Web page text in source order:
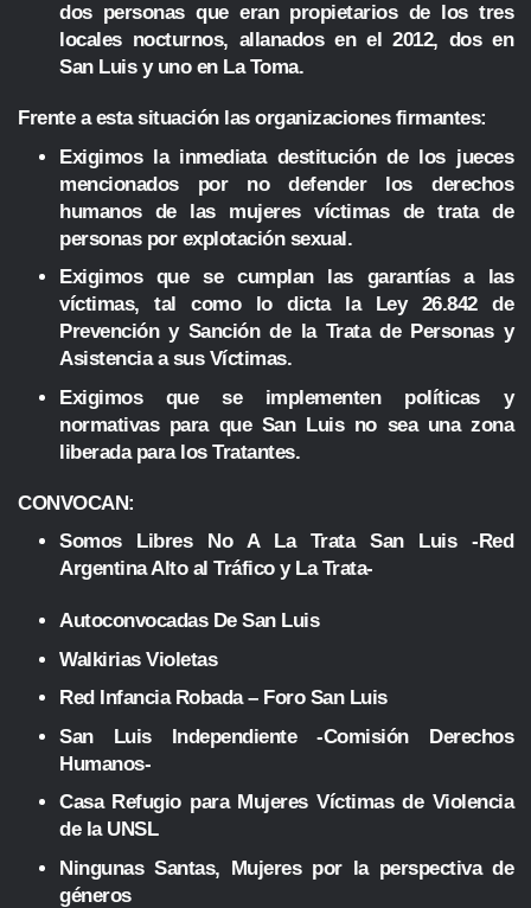
dos personas que eran propietarios de los tres
locales nocturnos, allanados en el 2012, dos en
San Luis y uno en La Toma.
Frente a esta situación las organizaciones firmantes:
Exigimos la inmediata destitución de los jueces
mencionados por no defender los derechos
humanos de las mujeres víctimas de trata de
personas por explotación sexual.
Exigimos que se cumplan las garantías a las
víctimas, tal como lo dicta la Ley 26.842 de
Prevención y Sanción de la Trata de Personas y
Asistencia a sus Víctimas.
Exigimos que se implementen políticas y
normativas para que San Luis no sea una zona
liberada para los Tratantes.
CONVOCAN:
Somos Libres No A La Trata San Luis -Red
Argentina Alto al Tráfico y La Trata-
Autoconvocadas De San Luis
Walkirias Violetas
Red Infancia Robada – Foro San Luis
San Luis Independiente -Comisión Derechos
Humanos-
Casa Refugio para Mujeres Víctimas de Violencia
de la UNSL
Ningunas Santas, Mujeres por la perspectiva de
géneros